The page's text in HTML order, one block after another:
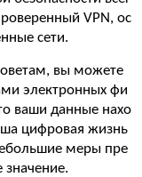
VPN, ос
сети.
вы можете
электронных фи
ваши данные нахо
цифровая жизнь
меры пре